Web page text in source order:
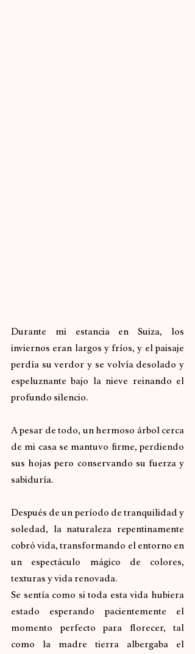
Durante mi estancia en Suiza, los
inviernos eran largos y fríos, y el paisaje
perdía su verdor y se volvía desolado y
espeluznante bajo la nieve reinando el
profundo silencio.
A pesar de todo, un hermoso árbol cerca
de mi casa se mantuvo firme, perdiendo
sus hojas pero conservando su fuerza y
sabiduría.
Después de un período de tranquilidad y
soledad, la naturaleza repentinamente
cobró vida, transformando el entorno en
un espectáculo mágico de colores,
texturas y vida renovada.
Se sentía como si toda esta vida hubiera
estado esperando pacientemente el
momento perfecto para florecer, tal
como la madre tierra albergaba el